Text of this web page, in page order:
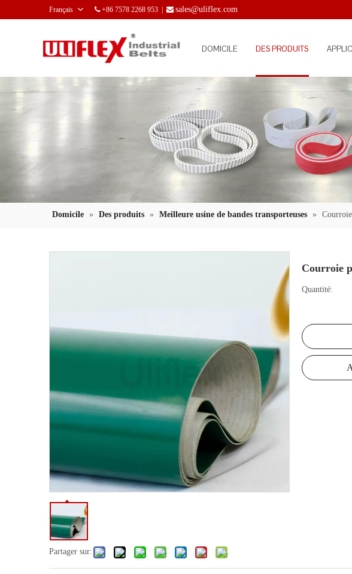
Français +86 7578 2268 953 |  sales@uliflex.com
DOMICILE DES PRODUITS
Domicile » Des produits » Meilleure usine de bandes transporteuses »
Partager sur:
Courroie
Quantité: